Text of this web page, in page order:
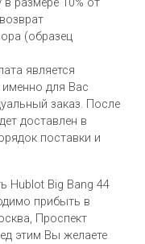
(образец
является
для Вас
заказ. После
доставлен в
поставки и
Hublot Big Bang 44
прибыть в
Проспект
этим Вы желаете